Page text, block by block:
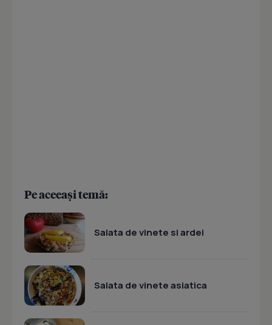
Pe aceeași temă:
Salata de vinete si ardei
Salata de vinete asiatica